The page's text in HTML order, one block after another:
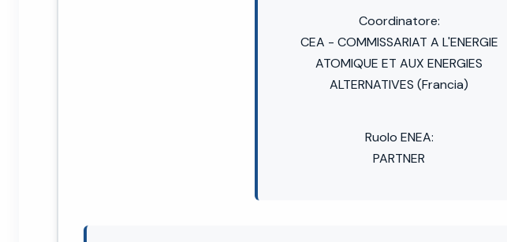
Coordinatore:
CEA - COMMISSARIAT A L'ENERGIE
ATOMIQUE ET AUX ENERGIES
ALTERNATIVES (Francia)
Ruolo ENEA:
PARTNER